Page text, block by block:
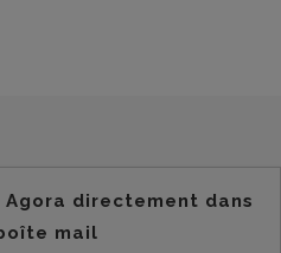
Agora directement dans
mail